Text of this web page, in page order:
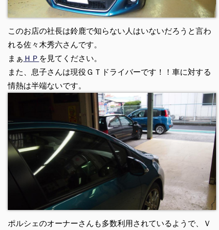
このお店の社長は鈴鹿で知らない人はいないだろうと言わ
れる佐々木秀六さんです。
まぁ ＨＰ を見てください。
また、息子さんは現役ＧＴドライバーです！！車に対する
情熱は半端ないです。
ポルシェのオーナーさんも多数利用されているようで、Ｖ